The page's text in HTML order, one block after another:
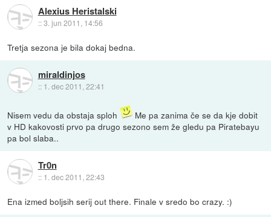
Alexius Heristalski
::3. jun 2011, 14:56
Tretja sezona je bila dokaj bedna.
miraldinjos
:: 1. dec 2011, 22:41
Nisem vedu da obstaja sploh
Me pa zanima če se da kje dobit
v HD kakovosti prvo pa drugo sezono sem že gledu pa Piratebayu
pa bol slaba..
Tr0n
:: 1. dec 2011, 22:43
Ena izmed boljsih serij out there. Finale v sredo bo crazy. :)